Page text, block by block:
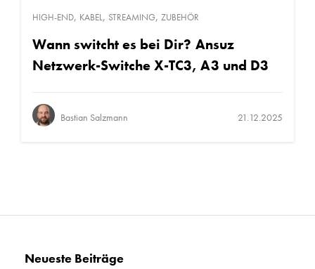
HIGH-END, KABEL, STREAMING, ZUBEHÖR
Wann switcht es bei Dir? Ansuz
Netzwerk-Switche X-TC3, A3 und D3
Bastian Salzmann 21.12.2025
Neueste Beiträge